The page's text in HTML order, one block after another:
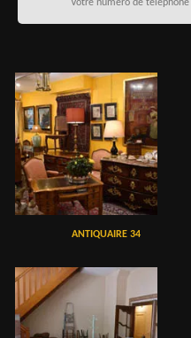
ANTIQUAIRE 34